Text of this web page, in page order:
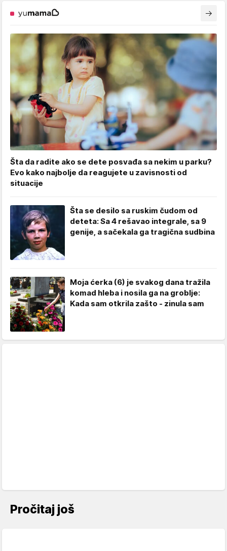
Šta da radite ako se dete posvađa sa nekim u parku?
Evo kako najbolje da reagujete u zavisnosti od
situacije
Šta se desilo sa ruskim čudom od
deteta: Sa 4 rešavao integrale, sa 9
genije, a sačekala ga tragična sudbina
Moja ćerka (6) je svakog dana tražila
komad hleba i nosila ga na groblje:
Kada sam otkrila zašto - zinula sam
Pročitaj još